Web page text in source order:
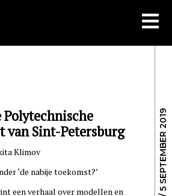
/ 5 SEPTEMBER 2019
van Sint-Petersburg
Klimov
‘de nabije toekomst?’
een verhaal over modellen en